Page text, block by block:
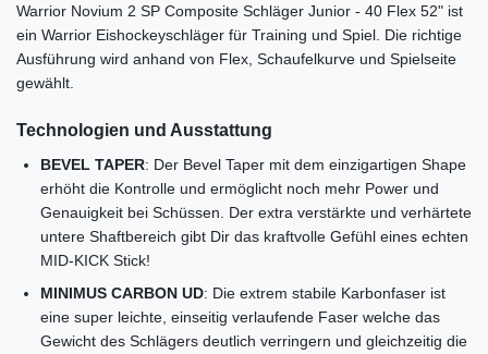
Warrior Novium 2 SP Composite Schläger Junior - 40 Flex 52" ist
ein Warrior Eishockeyschläger für Training und Spiel. Die richtige
Ausführung wird anhand von Flex, Schaufelkurve und Spielseite
gewählt.
Technologien und Ausstattung
BEVEL TAPER: Der Bevel Taper mit dem einzigartigen Shape
erhöht die Kontrolle und ermöglicht noch mehr Power und
Genauigkeit bei Schüssen. Der extra verstärkte und verhärtete
untere Shaftbereich gibt Dir das kraftvolle Gefühl eines echten
MID-KICK Stick!
MINIMUS CARBON UD: Die extrem stabile Karbonfaser ist
eine super leichte, einseitig verlaufende Faser welche das
Gewicht des Schlägers deutlich verringern und gleichzeitig die